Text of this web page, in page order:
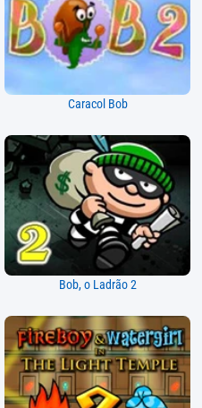
Caracol Bob
Bob, o Ladrão 2